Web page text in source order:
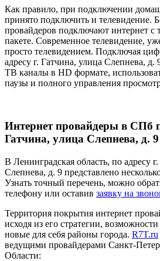
Как правило, при подключении
принято подключить и телевидение.
провайдеров подключают интернет с
пакете. Современное телевидение,
просто телевидением. Подключая
адресу г. Гатчина, улица Слепнева, д.
ТВ каналы в HD формате,
паузы и полного управления
Интернет провайдеры в СПб
Гатчина, улица Слепнева, д. 9
В Ленинградская область, по адресу
Слепнева, д. 9 представлено
Узнать точный перечень, можно
телефону или оставив заявку на
Территория покрытия интернет
исходя из его стратегии,
новые для себя районы города. R7T.ru
ведущими провайдерами Санкт-
Области: